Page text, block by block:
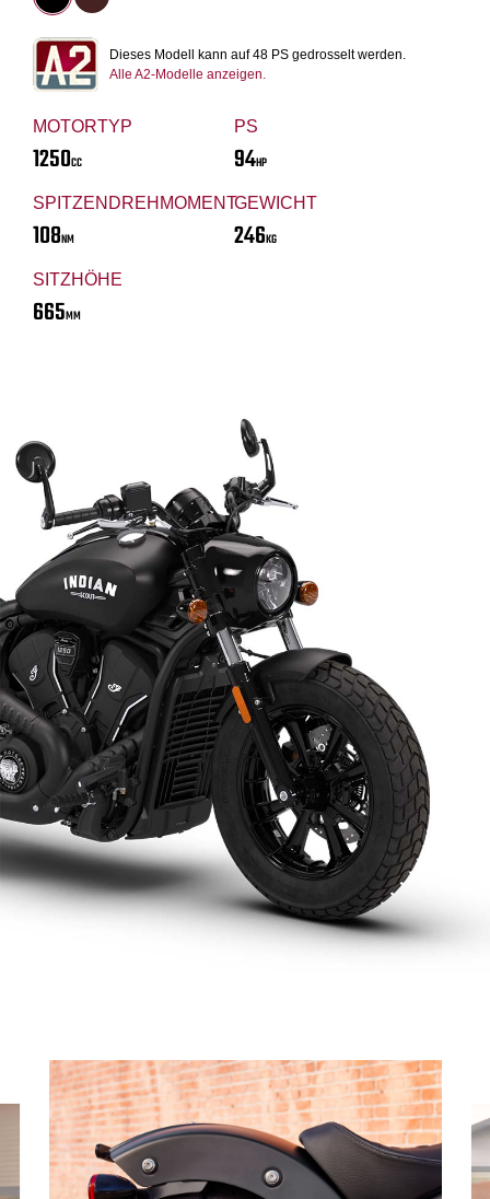
MOTORTYP
1250CC
PS
94HP
SPITZENDREHMOMENT
108NM
GEWICHT
246KG
SITZHÖHE
665MM
Dieses Modell kann auf 48 PS gedrosselt werden.
Alle A2-Modelle anzeigen.